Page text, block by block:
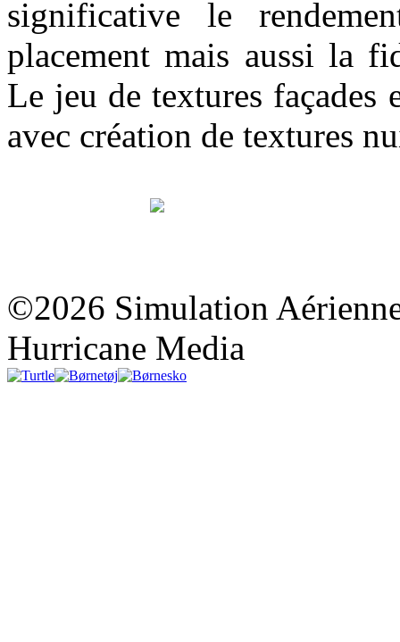
significative le
placement mais aussi la
Le jeu de textures façades
avec création de textures
©2026 Simulation
Hurricane Media